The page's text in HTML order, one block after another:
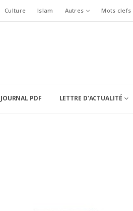
Culture Islam Autres Mots clefs
JOURNAL PDF LETTRE D’ACTUALITÉ